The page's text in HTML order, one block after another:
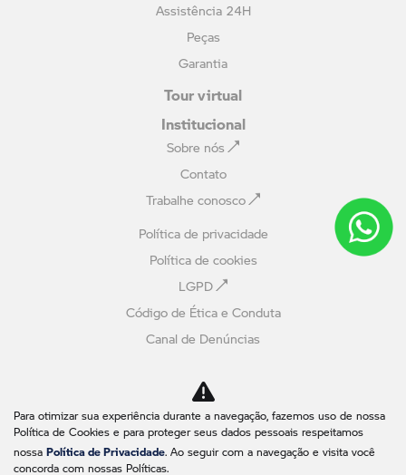
Assistência 24H
Peças
Garantia
Tour virtual
Institucional
Sobre nós
Contato
Trabalhe conosco
Política de privacidade
Política de cookies
LGPD
Código de Ética e Conduta
Canal de Denúncias
Comparativo
No trânsito, enxergar o outro salva vidas.
Para otimizar sua experiência durante a navegação, fazemos uso de nossa
Política de Cookies e para proteger seus dados pessoais respeitamos
nossa Política de Privacidade. Ao seguir com a navegação e visita você
concorda com nossas Políticas.